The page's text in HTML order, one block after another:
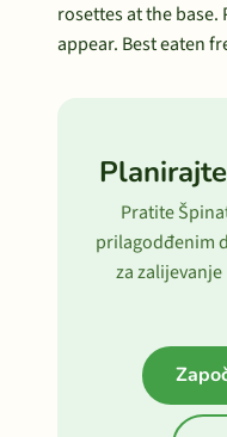
rosettes at the
appear. Best eaten
Pratite
prilagodđenim
za